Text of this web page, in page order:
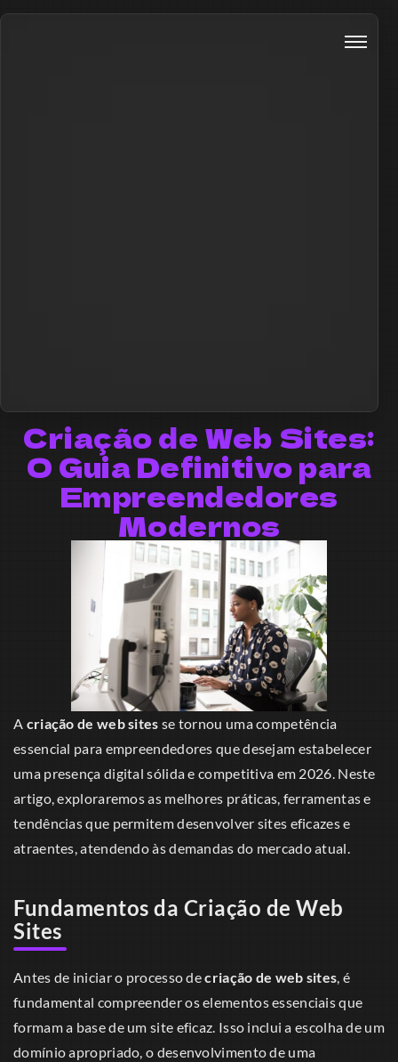
Criação de Web Sites:
O Guia Definitivo para
Empreendedores
Modernos
A criação de web sites se tornou uma competência
essencial para empreendedores que desejam estabelecer
uma presença digital sólida e competitiva em 2026. Neste
artigo, exploraremos as melhores práticas, ferramentas e
tendências que permitem desenvolver sites eficazes e
atraentes, atendendo às demandas do mercado atual.
Fundamentos da Criação de Web
Sites
Antes de iniciar o processo decriação de web sites, é
fundamental compreender os elementos essenciais que
formam a base de um site eficaz. Isso inclui a escolha de um
domínio apropriado, o desenvolvimento de uma